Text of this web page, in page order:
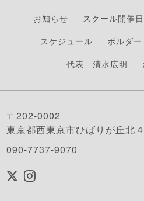
お知らせ スクール開催
スケジュール
ボルダ
代表 清水広明
〒202-0002
東京都西東京市ひばりが丘北
090-7737-9070